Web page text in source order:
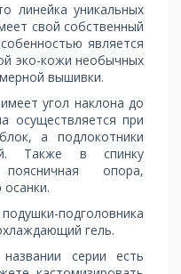
линейка уникальных
свой собственный
является
эко-кожи необычных
вышивки.
угол наклона до
осуществляется при
а подлокотники
Также в спинку
опора,
подголовника
гель.
серии есть